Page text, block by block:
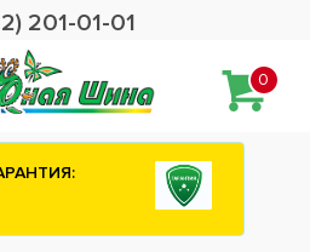
201-01-01
0
Сashback 2500 рублей на зимние